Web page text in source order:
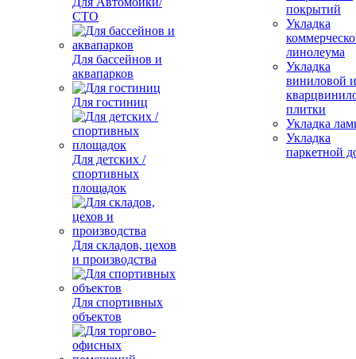
СТО
Для бассейнов и
аквапарков
Для гостиниц
Для детских /
спортивных
площадок
Для складов, цехов
и производства
Для спортивных
объектов
покрытий
Укладка
линолеума
Укладка
виниловой и
плитки
Укладка
Укладка
паркетной